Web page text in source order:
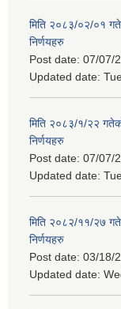
मिति २०८३/०२/०१
निर्णयहरु
Post date: 07/07/
Updated date:
मिति २०८३/१/२२
निर्णयहरु
Post date: 07/07/
Updated date:
मिति २०८२/११/२७
निर्णयहरु
Post date: 03/18/
Updated date: